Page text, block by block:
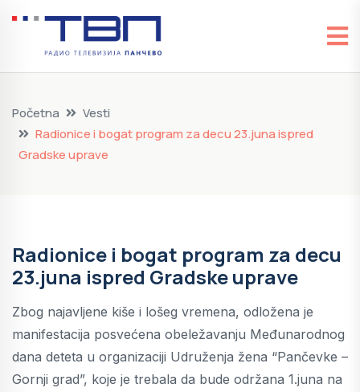
Početna
Vesti
Radionice i bogat program za decu 23.juna ispred
Gradske uprave
Radionice i bogat program za decu
23.juna ispred Gradske uprave
Zbog najavljene kiše i lošeg vremena, odložena je
manifestacija posvećena obeležavanju Međunarodnog
dana deteta u organizaciji Udruženja žena “Pančevke –
Gornji grad”, koje je trebala da bude održana 1.juna na